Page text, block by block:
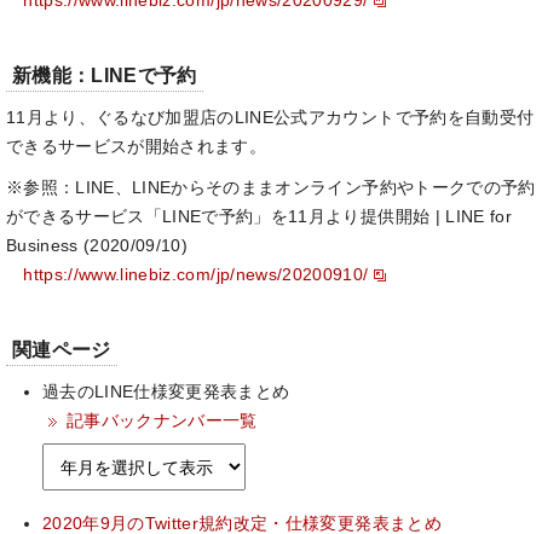
新機能：LINEで予約
11月より、ぐるなび加盟店のLINE公式アカウントで予約を自動受付
できるサービスが開始されます。
※参照：LINE、LINEからそのままオンライン予約やトークでの予約
ができるサービス「LINEで予約」を11月より提供開始 | LINE for
Business (2020/09/10)
https://www.linebiz.com/jp/news/20200910/
関連ページ
過去のLINE仕様変更発表まとめ
記事バックナンバー一覧
2020年9月のTwitter規約改定・仕様変更発表まとめ